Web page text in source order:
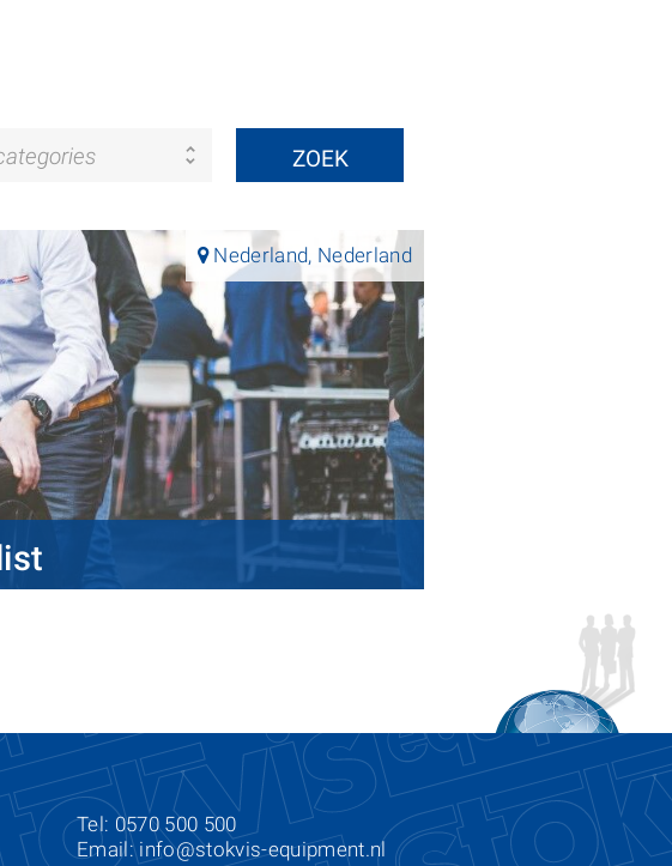
Nederland, Nederland
Tel: 0570 500 500
Email:info@stokvis-equipment.nl